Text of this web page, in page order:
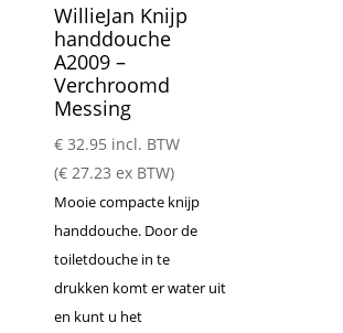
WillieJan Knijp
handdouche
A2009 –
Verchroomd
Messing
€ 32.95 incl. BTW
(€ 27.23 ex BTW)
Mooie compacte knijp
handdouche. Door de
toiletdouche in te
drukken komt er water uit
en kunt u het